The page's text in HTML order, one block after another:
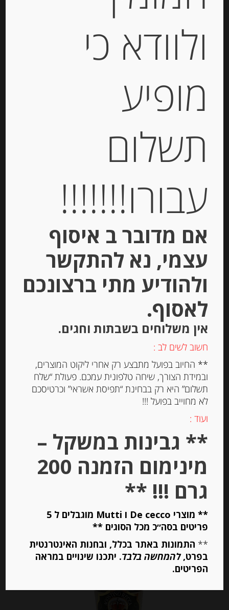
Stock
תערובת זיתים יווניים מתובלים ILIADA
25.00
יחידות
הוספה לסל
Stock
זיתי קלמטה מגולענים במי מלח
-
₪ 24.00
הוספה לסל
ולוודא כי
מופיע
תשלום
עבורו!!!!!!!
אם מדובר ב איסוף
עצמי, נא להתקשר
ולהודיע מתי ברצונכם
לאסוף.
אין משלוחים בשבתות וחגים.
חשוב לשים לב :
** החיוב בפועל מתבצע רק אחרי ליקוט המוצרים,
ובמידת הצורך, שיחה טלפונית עמכם. פעולת “שלח
תשלום” היא רק בבחינת “תפיסת אשראי” וכרטיסכם
לא מחוייב בפועל !!!
ועוד :
** גבינות במשקל –
מינימום הזמנה 200
גרם !!! **
** מוצרי De cecco ו Mutti מוגבלים ל 5
פריטים בסה״כ מכל הסוגים **
** התמונות באתר בכלל, ובחנות האינטרנטית
בפרט,להמחשה בלבד. יתכנו שינויים במראה
הפריטים.